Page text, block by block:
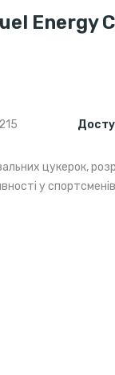
Energy
цукерок,
у